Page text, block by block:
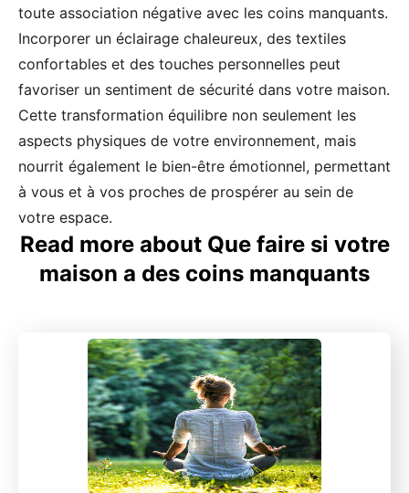
toute association négative avec les coins manquants.
Incorporer un éclairage chaleureux, des textiles
confortables et des touches personnelles peut
favoriser un sentiment de sécurité dans votre maison.
Cette transformation équilibre non seulement les
aspects physiques de votre environnement, mais
nourrit également le bien-être émotionnel, permettant
à vous et à vos proches de prospérer au sein de
votre espace.
Read more about Que faire si votre
maison a des coins manquants